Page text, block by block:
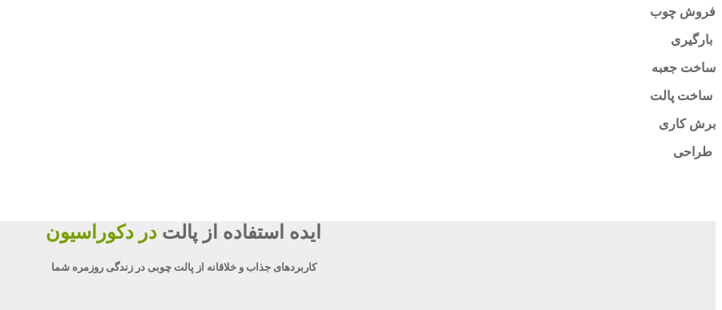
فروش چوب
بارگیری
ساخت جعبه
ساخت پالت
برش کاری
طراحی
ایده استفاده از پالت در دکوراسیون
کاربردهای جذاب و خلاقانه از پالت چوبی در زندگی روزمره شما